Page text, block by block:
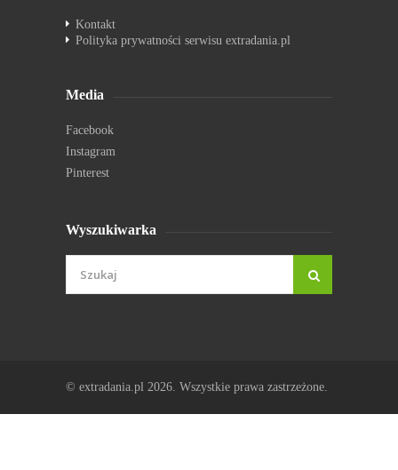
Kontakt
Polityka prywatności serwisu extradania.pl
Media
Facebook
Instagram
Pinterest
Wyszukiwarka
© extradania.pl 2026. Wszystkie prawa zastrzeżone.